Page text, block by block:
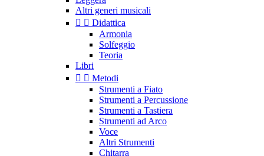
Altri generi musicali
  Didattica
Armonia
Solfeggio
Teoria
Libri
  Metodi
Strumenti a Fiato
Strumenti a Percussione
Strumenti a Tastiera
Strumenti ad Arco
Voce
Altri Strumenti
Chitarra